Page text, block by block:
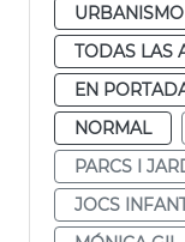
TODAS LAS
EN
NORMAL
PARCS I
JOCS